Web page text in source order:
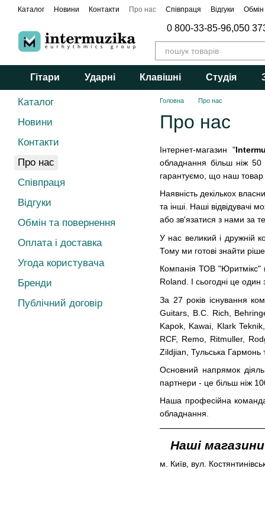
Перейти до основного контенту
Каталог Новини Контакти Про нас Співпраця Відгуки
0 800-33-85-96,050
Гітари Ударні Клавішні Студія
Головна Про нас
Про нас
Інтернет-магазин "
обладнання більш ніж 50
гарантуємо, що наш товар
Наявність декількох
та інші. Наші
або зв'язатися з нами за
У нас великий і дружній
Тому ми готові знайти
Компанія ТОВ "Юритмікс"
Roland. І сьогодні це
За 27 років існування
Guitars, B.C. Rich,
Kapok, Kawai, Klark
RCF, Remo, Ritmuller,
Zildjian, Тульська Гармонь
Основний напрямок
партнери - це більш ніж
Наша професійна
обладнання.
Наші магазини
м. Київ, вул.
Каталог
Новини
Контакти
Про нас
Співпраця
Відгуки
Обмін та повернення
Оплата і доставка
Угода користувача
Бренди
Публічний договір